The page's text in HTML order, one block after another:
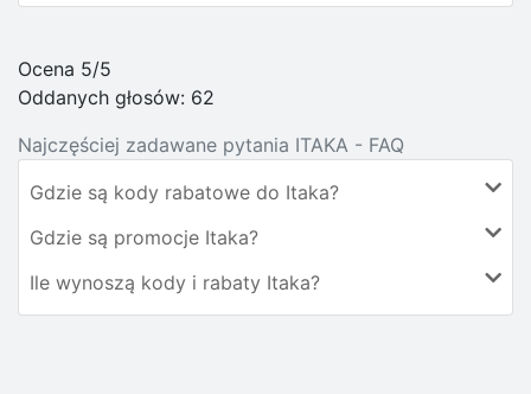
Ocena 5/5
Oddanych głosów: 62
Najczęściej zadawane pytania ITAKA - FAQ
Gdzie są kody rabatowe do Itaka?
Gdzie są promocje Itaka?
Ile wynoszą kody i rabaty Itaka?